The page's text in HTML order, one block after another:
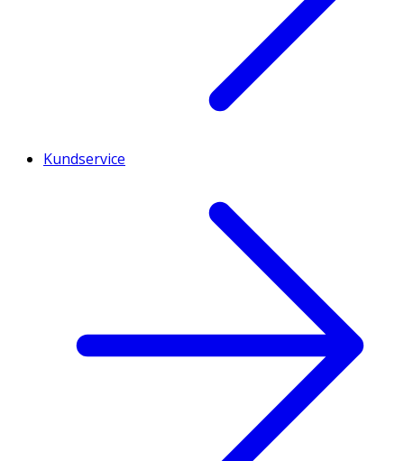
Kundservice